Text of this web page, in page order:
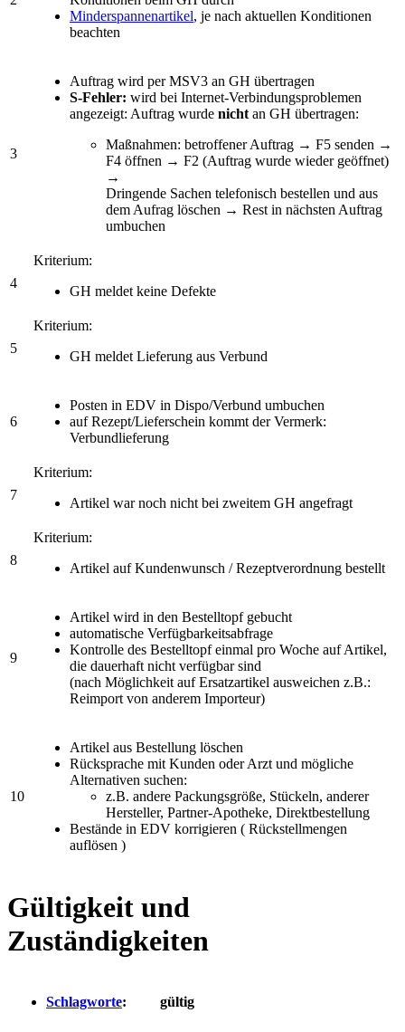
Minderspannenartikel, je nach aktuellen Konditionen
beachten
3
Auftrag wird per MSV3 an GH übertragen
S-Fehler: wird bei Internet-Verbindungsproblemen
angezeigt: Auftrag wurde nicht an GH übertragen:
Maßnahmen: betroffener Auftrag → F5 senden →
F4 öffnen → F2 (Auftrag wurde wieder geöffnet)
→
Dringende Sachen telefonisch bestellen und aus
dem Aufrag löschen → Rest in nächsten Auftrag
umbuchen
4
Kriterium:
GH meldet keine Defekte
5
Kriterium:
GH meldet Lieferung aus Verbund
6
Posten in EDV in Dispo/Verbund umbuchen
auf Rezept/Lieferschein kommt der Vermerk:
Verbundlieferung
7
Kriterium:
Artikel war noch nicht bei zweitem GH angefragt
8
Kriterium:
Artikel auf Kundenwunsch / Rezeptverordnung bestellt
9
Artikel wird in den Bestelltopf gebucht
automatische Verfügbarkeitsabfrage
Kontrolle des Bestelltopf einmal pro Woche auf Artikel,
die dauerhaft nicht verfügbar sind
(nach Möglichkeit auf Ersatzartikel ausweichen z.B.:
Reimport von anderem Importeur)
10
Artikel aus Bestellung löschen
Rücksprache mit Kunden oder Arzt und mögliche
Alternativen suchen:
z.B. andere Packungsgröße, Stückeln, anderer
Hersteller, Partner-Apotheke, Direktbestellung
Bestände in EDV korrigieren ( Rückstellmengen
auflösen )
Gültigkeit und
Zuständigkeiten
Schlagworte: gültig